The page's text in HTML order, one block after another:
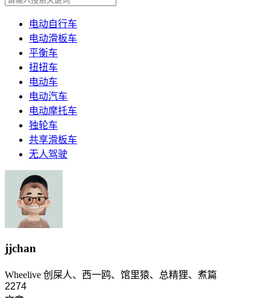
电动自行车
电动滑板车
平衡车
扭扭车
电动车
电动汽车
电动摩托车
独轮车
共享滑板车
无人驾驶
jjchan
Wheelive 创屎人、西一鸥、馆里猿、总精狸、煮篇
2274